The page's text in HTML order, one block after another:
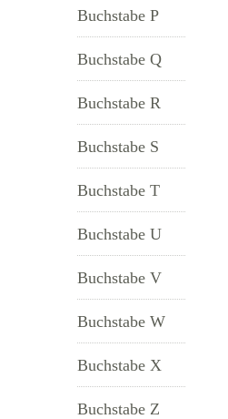
Buchstabe P
Buchstabe Q
Buchstabe R
Buchstabe S
Buchstabe T
Buchstabe U
Buchstabe V
Buchstabe W
Buchstabe X
Buchstabe Z